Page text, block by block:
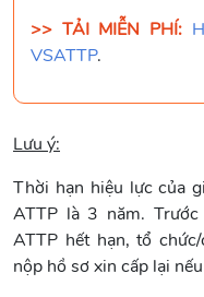
>> TẢI MIỄN PHÍ:
VSATTP.
Lưu ý:
Thời hạn hiệu lực của
ATTP là 3 năm.
ATTP hết hạn, tổ
nộp hồ sơ xin cấp lại